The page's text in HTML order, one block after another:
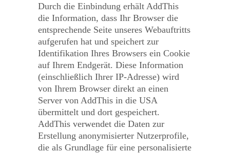
Durch die Einbindung erhält AddThis
die Information, dass Ihr Browser die
entsprechende Seite unseres Webauftritts
aufgerufen hat und speichert zur
Identifikation Ihres Browsers ein Cookie
auf Ihrem Endgerät. Diese Information
(einschließlich Ihrer IP-Adresse) wird
von Ihrem Browser direkt an einen
Server von AddThis in die USA
übermittelt und dort gespeichert.
AddThis verwendet die Daten zur
Erstellung anonymisierter Nutzerprofile,
die als Grundlage für eine personalisierte